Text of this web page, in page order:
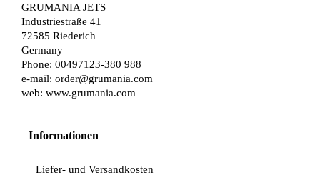
GRUMANIA JETS
Industriestraße 41
72585 Riederich
Germany
Phone: 00497123-380 988
e-mail: order@grumania.com
web: www.grumania.com
Informationen
Liefer- und Versandkosten